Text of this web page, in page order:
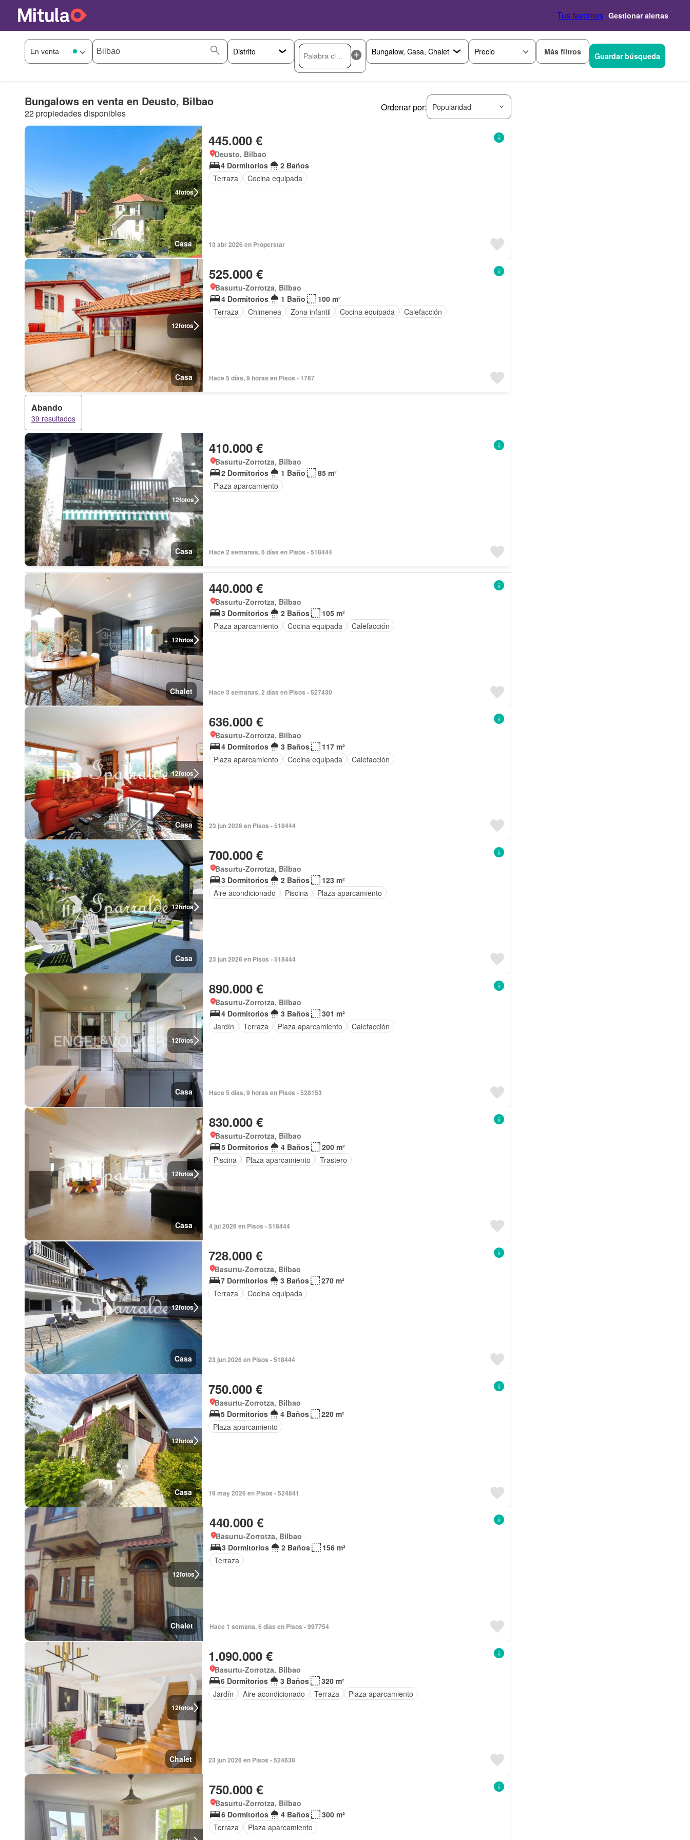
Tus favoritos Gestionar alertas
Precio Más filtros Guardar búsqueda
Bungalows en venta en Deusto, Bilbao
22 propiedades disponibles
Ordenar por: Popularidad
4fotos
Casa
445.000 €
Deusto, Bilbao
4 Dormitorios
2 Baños
Terraza
Cocina equipada
13 abr 2026 en Properstar
12fotos
Casa
525.000 €
Basurtu-Zorrotza, Bilbao
4 Dormitorios
1 Baño
100 m²
Terraza
Chimenea Zona infantil Cocina equipada Calefacción
Hace 5 días, 9 horas en Pisos - 1767
Abando
39 resultados
12fotos
Casa
410.000 €
Basurtu-Zorrotza, Bilbao
2 Dormitorios
1 Baño
85 m²
Plaza aparcamiento
Hace 2 semanas, 6 días en Pisos - 518444
12fotos
Chalet
440.000 €
Basurtu-Zorrotza, Bilbao
3 Dormitorios
2 Baños
105 m²
Plaza aparcamiento
Cocina equipada Calefacción
Hace 3 semanas, 2 días en Pisos - 527430
12fotos
Casa
636.000 €
Basurtu-Zorrotza, Bilbao
4 Dormitorios
3 Baños
117 m²
Plaza aparcamiento
Cocina equipada Calefacción
23 jun 2026 en Pisos - 518444
12fotos
Casa
700.000 €
Basurtu-Zorrotza, Bilbao
3 Dormitorios
2 Baños
123 m²
Aire acondicionado
Piscina Plaza aparcamiento
23 jun 2026 en Pisos - 518444
12fotos
Casa
890.000 €
Basurtu-Zorrotza, Bilbao
4 Dormitorios
3 Baños
301 m²
Jardín
Terraza Plaza aparcamiento Calefacción
Hace 5 días, 9 horas en Pisos - 528153
12fotos
Casa
830.000 €
Basurtu-Zorrotza, Bilbao
5 Dormitorios
4 Baños
200 m²
Piscina
Plaza aparcamiento Trastero
4 jul 2026 en Pisos - 518444
12fotos
Casa
728.000 €
Basurtu-Zorrotza, Bilbao
7 Dormitorios
3 Baños
270 m²
Terraza
Cocina equipada
23 jun 2026 en Pisos - 518444
12fotos
Casa
750.000 €
Basurtu-Zorrotza, Bilbao
5 Dormitorios
4 Baños
220 m²
Plaza aparcamiento
19 may 2026 en Pisos - 524841
12fotos
Chalet
440.000 €
Basurtu-Zorrotza, Bilbao
3 Dormitorios
2 Baños
156 m²
Terraza
Hace 1 semana, 6 días en Pisos - 997754
12fotos
Chalet
1.090.000 €
Basurtu-Zorrotza, Bilbao
6 Dormitorios
3 Baños
320 m²
Jardín
Aire acondicionado Terraza Plaza aparcamiento
23 jun 2026 en Pisos - 524638
750.000 €
Basurtu-Zorrotza, Bilbao
6 Dormitorios
4 Baños
300 m²
Terraza
Plaza aparcamiento